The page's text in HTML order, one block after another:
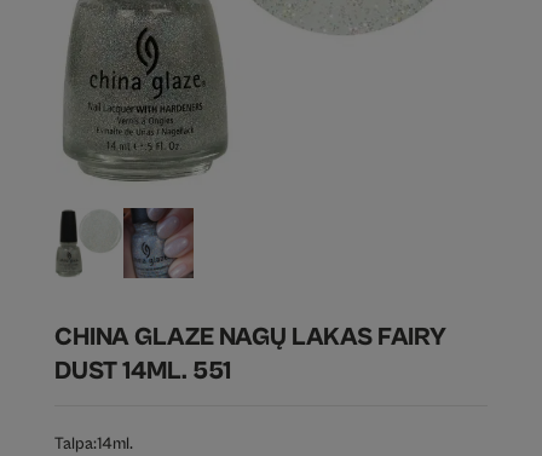
CHINA GLAZE NAGŲ LAKAS FAIRY
DUST 14ML. 551
Talpa:14ml.